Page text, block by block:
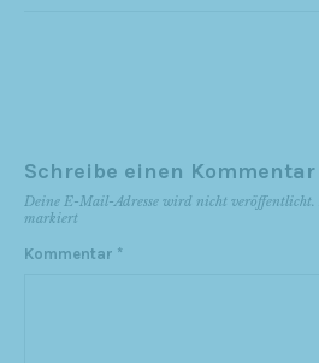
Schreibe einen Kommentar
Deine E-Mail-Adresse wird nicht veröffentlicht.
markiert
Kommentar *